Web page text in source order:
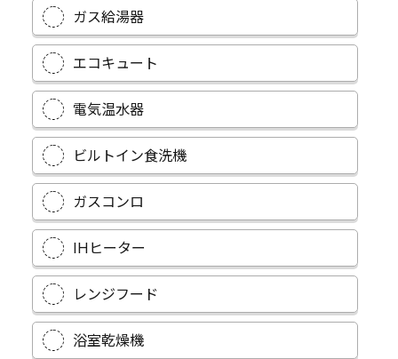
ガス給湯器
エコキュート
電気温水器
ビルトイン食洗機
ガスコンロ
IHヒーター
レンジフード
浴室乾燥機